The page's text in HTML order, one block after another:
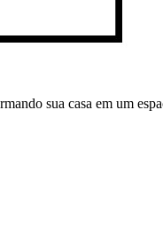
sua casa em um